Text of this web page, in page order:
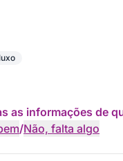
as informações de
/Não, falta algo